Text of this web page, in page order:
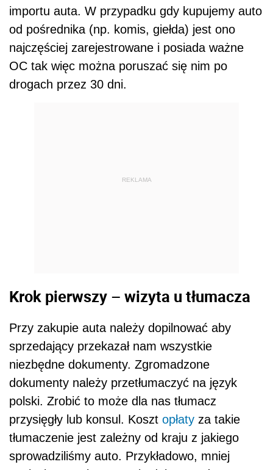
importu auta. W przypadku gdy kupujemy auto
od pośrednika (np. komis, giełda) jest ono
najczęściej zarejestrowane i posiada ważne
OC tak więc można poruszać się nim po
drogach przez 30 dni.
REKLAMA
Krok pierwszy – wizyta u tłumacza
Przy zakupie auta należy dopilnować aby
sprzedający przekazał nam wszystkie
niezbędne dokumenty. Zgromadzone
dokumenty należy przetłumaczyć na język
polski. Zrobić to może dla nas tłumacz
przysięgły lub konsul. Koszt opłaty za takie
tłumaczenie jest zależny od kraju z jakiego
sprowadziliśmy auto. Przykładowo, mniej